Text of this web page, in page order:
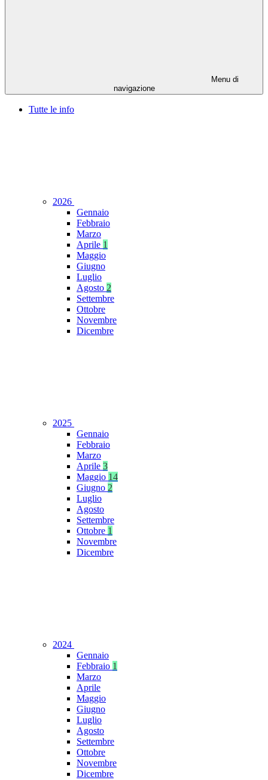
Menu di
navigazione
Tutte le info
2026
Gennaio
Febbraio
Marzo
Aprile 1
Maggio
Giugno
Luglio
Agosto 2
Settembre
Ottobre
Novembre
Dicembre
2025
Gennaio
Febbraio
Marzo
Aprile 3
Maggio 14
Giugno 2
Luglio
Agosto
Settembre
Ottobre 1
Novembre
Dicembre
2024
Gennaio
Febbraio 1
Marzo
Aprile
Maggio
Giugno
Luglio
Agosto
Settembre
Ottobre
Novembre
Dicembre